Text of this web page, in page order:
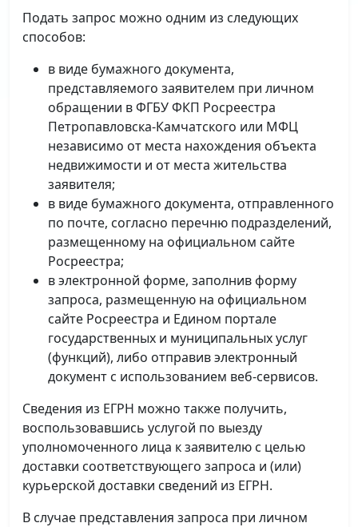
Подать запрос можно одним из следующих
способов:
в виде бумажного документа,
представляемого заявителем при личном
обращении в ФГБУ ФКП Росреестра
Петропавловска-Камчатского или МФЦ
независимо от места нахождения объекта
недвижимости и от места жительства
заявителя;
в виде бумажного документа, отправленного
по почте, согласно перечню подразделений,
размещенному на официальном сайте
Росреестра;
в электронной форме, заполнив форму
запроса, размещенную на официальном
сайте Росреестра и Едином портале
государственных и муниципальных услуг
(функций), либо отправив электронный
документ с использованием веб-сервисов.
Сведения из ЕГРН можно также получить,
воспользовавшись услугой по выезду
уполномоченного лица к заявителю с целью
доставки соответствующего запроса и (или)
курьерской доставки сведений из ЕГРН.
В случае представления запроса при личном